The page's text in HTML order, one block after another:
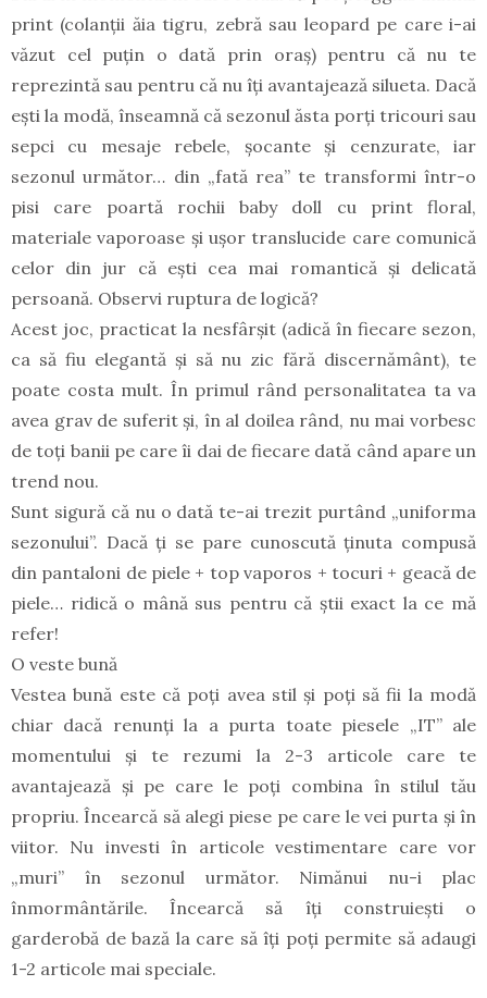
print (colanții ăia tigru, zebră sau leopard pe care i-ai
văzut cel puțin o dată prin oraș) pentru că nu te
reprezintă sau pentru că nu îți avantajează silueta. Dacă
ești la modă, înseamnă că sezonul ăsta porți tricouri sau
sepci cu mesaje rebele, șocante și cenzurate, iar
sezonul următor… din „fată rea” te transformi într-o
pisi care poartă rochii baby doll cu print floral,
materiale vaporoase și ușor translucide care comunică
celor din jur că ești cea mai romantică și delicată
persoană. Observi ruptura de logică?
Acest joc, practicat la nesfârșit (adică în fiecare sezon,
ca să fiu elegantă și să nu zic fără discernământ), te
poate costa mult. În primul rând personalitatea ta va
avea grav de suferit și, în al doilea rând, nu mai vorbesc
de toți banii pe care îi dai de fiecare dată când apare un
trend nou.
Sunt sigură că nu o dată te-ai trezit purtând „uniforma
sezonului”. Dacă ți se pare cunoscută ținuta compusă
din pantaloni de piele + top vaporos + tocuri + geacă de
piele… ridică o mână sus pentru că știi exact la ce mă
refer!
O veste bună
Vestea bună este că poți avea stil și poți să fii la modă
chiar dacă renunți la a purta toate piesele „IT” ale
momentului și te rezumi la 2-3 articole care te
avantajează și pe care le poți combina în stilul tău
propriu. Încearcă să alegi piese pe care le vei purta și în
viitor. Nu investi în articole vestimentare care vor
„muri” în sezonul următor. Nimănui nu-i plac
înmormântările. Încearcă să îți construiești o
garderobă de bază la care să îți poți permite să adaugi
1-2 articole mai speciale.